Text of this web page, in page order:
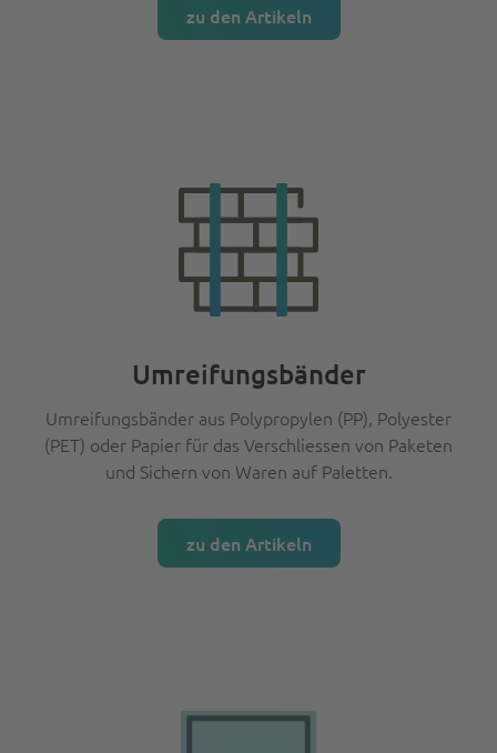
zu den Artikeln
Umreifungsbänder
Umreifungsbänder aus Polypropylen (PP), Polyester
(PET) oder Papier für das Verschliessen von Paketen
und Sichern von Waren auf Paletten.
zu den Artikeln